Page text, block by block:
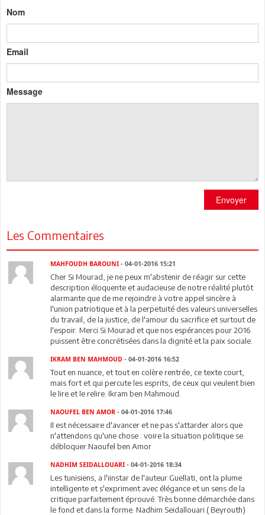
Nom
Email
Message
Envoyer
Les Commentaires
MAHFOUDH BAROUNI - 04-01-2016 15:21
Cher Si Mourad, je ne peux m'abstenir de réagir sur cette
description éloquente et audacieuse de notre réalité plutôt
alarmante que de me rejoindre à votre appel sincère à
l'union patriotique et à la perpetuité des valeurs universelles
du travail, de la justice, de l'amour du sacrifice et surtout de
l'espoir. Merci Si Mourad et que nos espérances pour 2016
puissent être concrétisées dans la dignité et la paix sociale.
IKRAM BEN MAHMOUD - 04-01-2016 16:52
Tout en nuance, et tout en colère rentrée, ce texte court,
mais fort et qui percute les esprits, de ceux qui veulent bien
le lire et le relire. Ikram ben Mahmoud.
NAOUFEL BEN AMOR - 04-01-2016 17:46
Il est nécessaire d'avancer et ne pas s'attarder alors que
n'attendons qu'une chose : voire la situation politique se
débloquer.Naoufel ben Amor
NADHIM SEIDALLOUARI - 04-01-2016 18:34
Les tunisiens, a l'iinstar de l'auteur Guellati, ont la plume
intelligente et s'expriment avec élégance et un sens de la
critique parfaitement éprouvé. Très bonne démarchée dans
le fond et dans la forme. Nadhim Seidallouari ( Beyrouth)